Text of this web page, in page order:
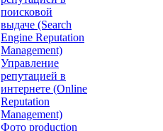
поисковой
выдаче (Search
Engine Reputation
Management)
Управление
репутацией в
интернете (Online
Reputation
Management)
Фото production